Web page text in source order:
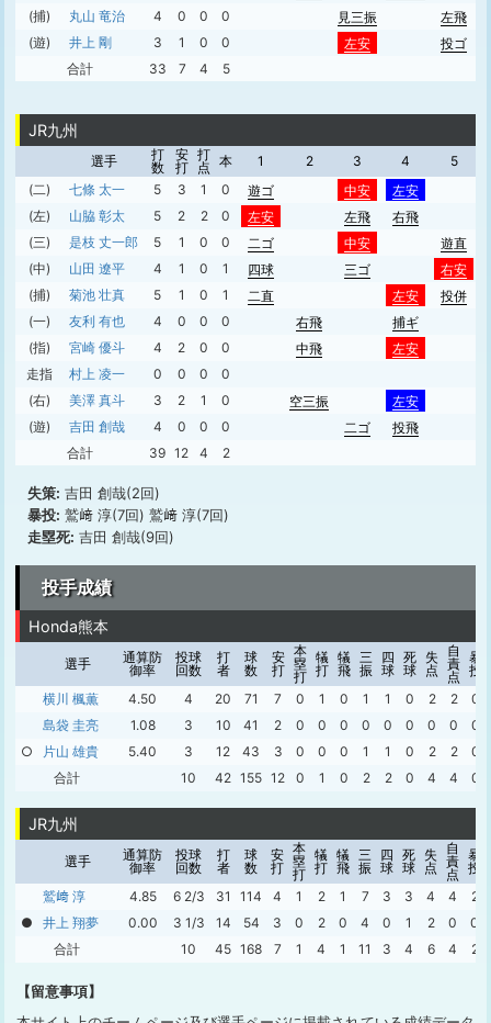
(捕)
丸山 竜治 4 0 0 0 見三振
左飛
(遊)
井上 剛 3 1 0 0 左安
投ゴ
合計
33 7 4 5
JR九州
選手
打
数
安
打
打
点 本 1 2 3 4
5
(二)
七條 太一 5 3 1 0 遊ゴ 中安
左安
(左)
山脇 彰太 5 2 2 0 左安 左飛
右飛
(三)
是枝 丈一郎 5 1 0 0 二ゴ 中安
遊直
(中)
山田 遼平 4 1 0 1 四球 三ゴ
右安
(捕)
菊池 壮真 5 1 0 1 二直 左安
投併
(一)
友利 有也 4 0 0 0 右飛 捕ギ
(指)
宮崎 優斗 4 2 0 0 中飛 左安
走指
村上 凌一 0 0 0
0
(右)
美澤 真斗 3 2 1 0 空三振 左安
(遊)
吉田 創哉 4 0 0 0 二ゴ 投飛
合計
39 12 4 2
失策: 吉田 創哉(2回)
暴投: 鷲﨑 淳(7回) 鷲﨑 淳(7回)
走塁死: 吉田 創哉(9回)
投手成績
Honda熊本
選手
通算防
御率
投球
回数
打
者
球
数
安
打
本
塁
打
犠
打
犠
飛
三
振
四
球
死
球
失
点
自
責
点
暴
投
横川 楓薫
4.50 4 20 71 7 0 1 0 1 1 0 2 2
0
島袋 圭亮
1.08 3 10 41 2 0 0 0 0 0 0 0 0
0
○
片山 雄貴 5.40 3 12 43 3 0 0 0 1 1 0 2 2
0
合計
10 42 155 12 0 1 0 2 2 0 4 4 0
JR九州
選手
通算防
御率
投球
回数
打
者
球
数
安
打
本
塁
打
犠
打
犠
飛
三
振
四
球
死
球
失
点
自
責
点
暴
投
鷲﨑 淳
4.85 6 2/3 31 114 4 1 2 1 7 3 3 4 4
2
●
井上 翔夢 0.00 3 1/3 14 54 3 0 2 0 4 0 1 2 0
0
合計
10 45 168 7 1 4 1 11 3 4 6 4 2
【留意事項】